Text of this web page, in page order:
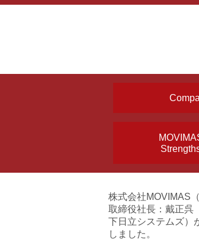
株式会社MOVIMAS
取締役社長：戴正
下日立システムズ）
しました。